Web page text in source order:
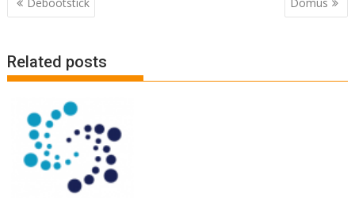
o
t
n
Related posts